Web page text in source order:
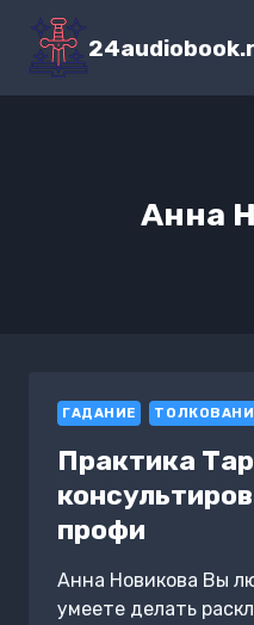
Перейти
содержимому
Анна
ГАДАНИЕ
Практика
профи
Анна Новикова Вы
умеете делать